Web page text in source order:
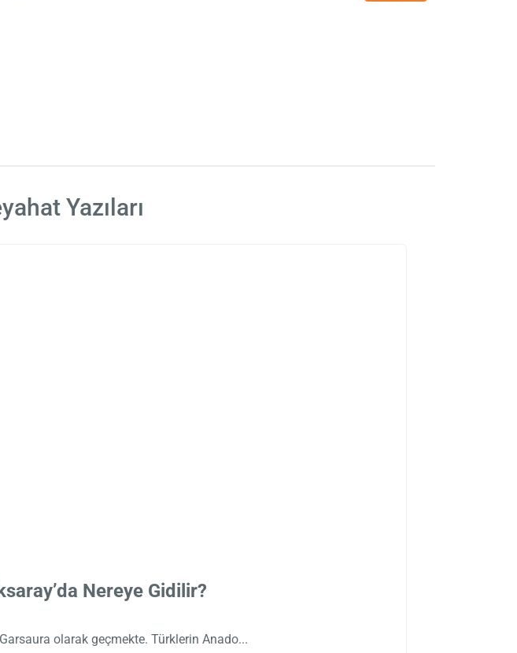
Yazıları
Nereye Gidilir?
olarak geçmekte. Türklerin Anado